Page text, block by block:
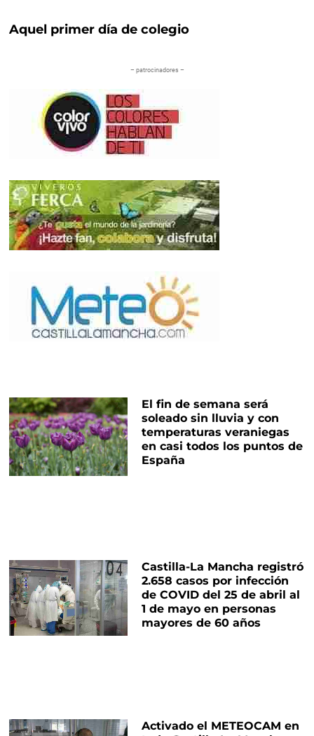
Aquel primer día de colegio
– patrocinadores –
El fin de semana será
soleado sin lluvia y con
temperaturas veraniegas
en casi todos los puntos de
España
Castilla-La Mancha registró
2.658 casos por infección
de COVID del 25 de abril al
1 de mayo en personas
mayores de 60 años
Activado el METEOCAM en